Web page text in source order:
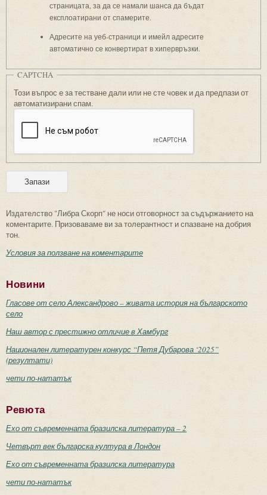
страницата, за да се намали шанса да бъдат
експлоатирани от спамерите.
Адресите на уеб-страници и имейл адресите
автоматично се конвертират в хипервръзки.
CAPTCHA
Този въпрос е за тестване дали или не сте човек и да предпази от
автоматизирани спам.
Издателство "Либра Скорп" не носи отговорност за съдържанието на
коментарите. Призоваваме ви за толерантност и спазване на добрия
тон.
Условия за ползване на коментарите
Новини
Гласове от село Александрово – живата история на българското
село
Наш автор с престижно отличие в Хамбург
Национален литературен конкурс “Петя Дубарова ‘2025”
(резултати)
чети по-нататък
Ревюта
Ехо от съвременната бразилска литература – 2
Четвърт век българска култура в Лондон
Ехо от съвременната бразилска литература
чети по-нататък